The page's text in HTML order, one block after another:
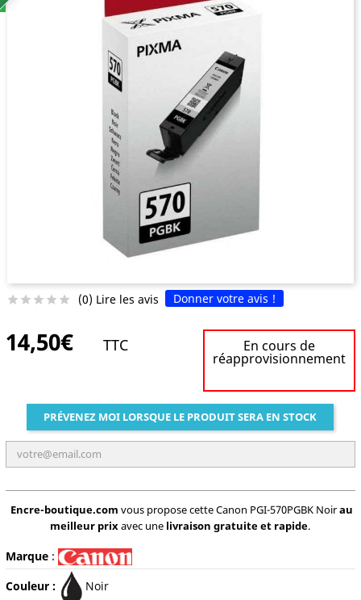
     (0) Lire les avis Donner votre avis !
14,50€ TTC En cours de
réapprovisionnement
PRÉVENEZ MOI LORSQUE LE PRODUIT SERA EN STOCK
Encre-boutique.com vous propose cette Canon PGI-570PGBK Noirau
meilleur prixavec une livraison gratuite et rapide.
Marque:
Couleur :
Noir